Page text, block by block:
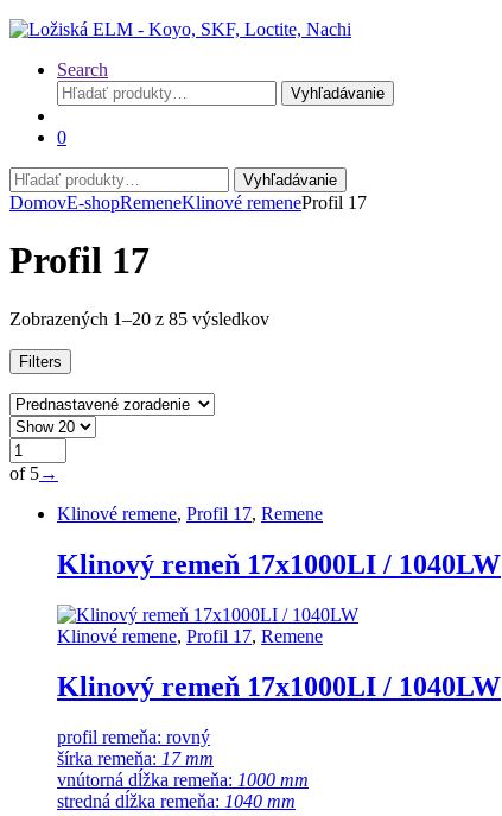
Search
Hľadať:
Vyhľadávanie
0
Hľadať:
Vyhľadávanie
DomovE-shopRemeneKlinové remeneProfil 17
Profil 17
Zobrazených 1–20 z 85 výsledkov
Filters
of 5→
Klinové remene, Profil 17, Remene
Klinový remeň 17x1000LI / 1040LW
Klinové remene, Profil 17, Remene
Klinový remeň 17x1000LI / 1040LW
profil remeňa: rovný
šírka remeňa: 17 mm
vnútorná dĺžka remeňa: 1000 mm
stredná dĺžka remeňa: 1040 mm